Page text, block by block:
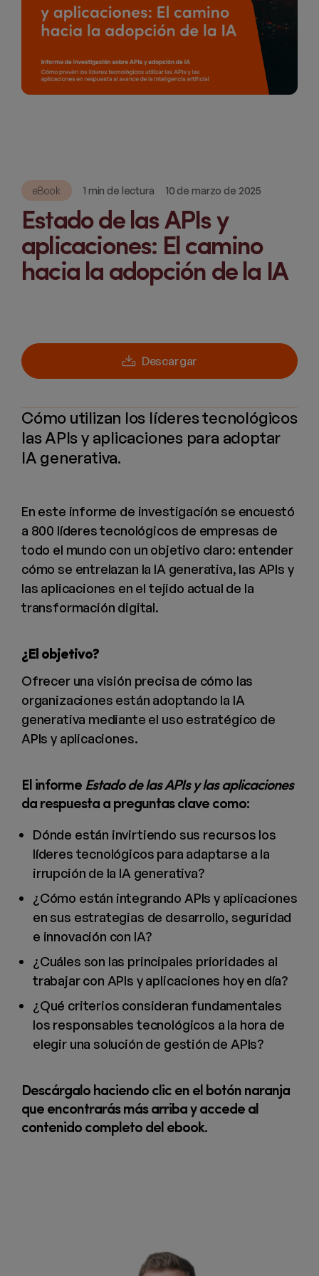
eBook 1 min de lectura 10 de marzo de 2025
Estado de las APIs y
aplicaciones: El camino
hacia la adopción de la IA
Descargar
Cómo utilizan los líderes tecnológicos
las APIs y aplicaciones para adoptar
IA generativa.
En este informe de investigación se encuestó
a 800 líderes tecnológicos de empresas de
todo el mundo con un objetivo claro: entender
cómo se entrelazan la IA generativa, las APIs y
las aplicaciones en el tejido actual de la
transformación digital.
¿El objetivo?
Ofrecer una visión precisa de cómo las
organizaciones están adoptando la IA
generativa mediante el uso estratégico de
APIs y aplicaciones.
El informe Estado de las APIs y las aplicaciones
da respuesta a preguntas clave como:
Dónde están invirtiendo sus recursos los
líderes tecnológicos para adaptarse a la
irrupción de la IA generativa?
¿Cómo están integrando APIs y aplicaciones
en sus estrategias de desarrollo, seguridad
e innovación con IA?
¿Cuáles son las principales prioridades al
trabajar con APIs y aplicaciones hoy en día?
¿Qué criterios consideran fundamentales
los responsables tecnológicos a la hora de
elegir una solución de gestión de APIs?
Descárgalo haciendo clic en el botón naranja
que encontrarás más arriba y accede al
contenido completo del ebook.